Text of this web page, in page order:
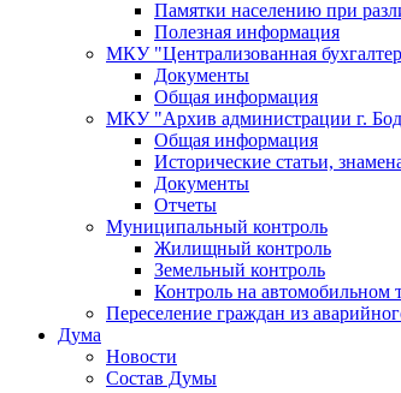
Памятки населению при
Полезная информация
МКУ "Централизованная
Документы
Общая информация
МКУ "Архив администрации г.
Общая информация
Исторические статьи,
Документы
Отчеты
Муниципальный контроль
Жилищный контроль
Земельный контроль
Контроль на автомобильном
Переселение граждан из
Дума
Новости
Состав Думы